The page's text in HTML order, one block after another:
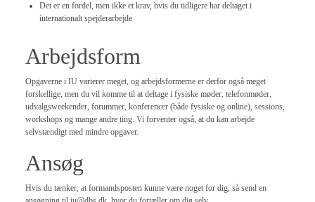
Det er en fordel, men ikke et krav, hvis du tidligere har deltaget i
internationalt spejderarbejde
Arbejdsform
Opgaverne i IU varierer meget, og arbejdsformerne er derfor også meget
forskellige, men du vil komme til at deltage i fysiske møder, telefonmøder,
udvalgsweekender, forummer, konferencer (både fysiske og online), sessions,
workshops og mange andre ting. Vi forventer også, at du kan arbejde
selvstændigt med mindre opgaver.
Ansøg
Hvis du tænker, at formandsposten kunne være noget for dig, så send en